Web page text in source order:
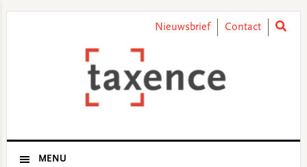
Nieuwsbrief Contact
MENU